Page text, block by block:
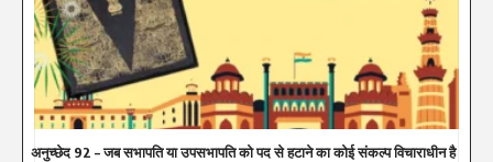
अनुच्छेद 92 – जब सभापति या उपसभापति को पद से हटाने का कोई संकल्प विचाराधीन है